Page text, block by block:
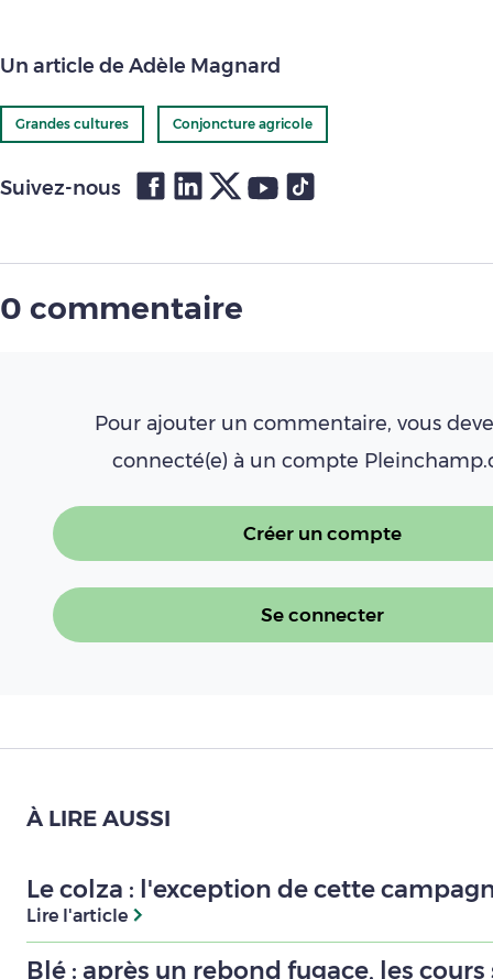
Un article de Adèle Magnard
Grandes cultures Conjoncture agricole
Suivez-nous
0 commentaire
Pour ajouter un commentaire, vous
connecté(e) à un compte
Créer un compte
Se connecter
À LIRE AUSSI
Le colza : l'exception de cette
Lire l'article
Blé : après un rebond fugace, les